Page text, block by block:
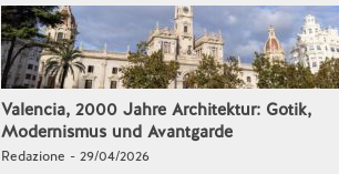
Valencia, 2000 Jahre Architektur: Gotik,
Modernismus und Avantgarde
Redazione - 29/04/2026